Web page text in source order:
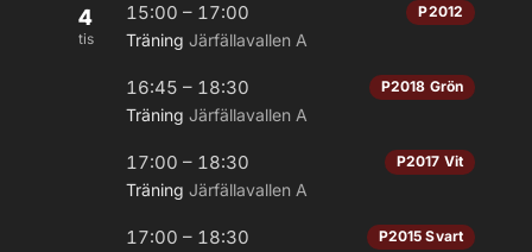
4
tis
15:00 – 17:00 P2012
Träning Järfällavallen A
16:45 – 18:30 P2018 Grön
Träning Järfällavallen A
17:00 – 18:30 P2017 Vit
Träning Järfällavallen A
17:00 – 18:30 P2015 Svart